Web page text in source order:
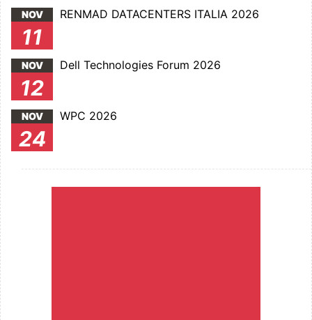
NOV
11
RENMAD DATACENTERS ITALIA 2026
NOV
12
Dell Technologies Forum 2026
NOV
24
WPC 2026